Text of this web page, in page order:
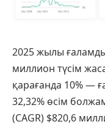
2025 жылы
миллион түсім
қарағанда 10% —
32,32% өсім
(CAGR) $820,6